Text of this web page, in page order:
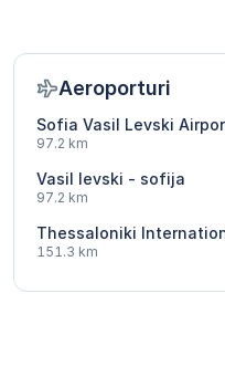
Aeroporturi
Sofia Vasil Levski
97.2 km
Vasil levski - sofija
97.2 km
Thessaloniki
151.3 km